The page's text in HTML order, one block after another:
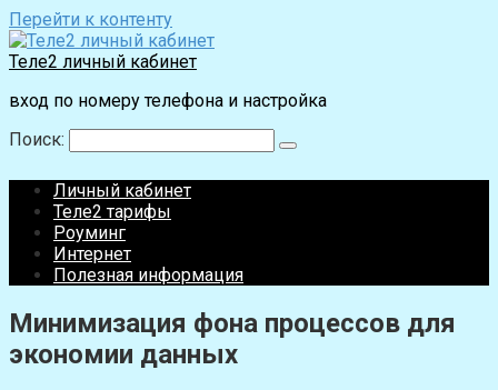
Перейти к контенту
Теле2 личный кабинет
вход по номеру телефона и настройка
Поиск:
Личный кабинет
Теле2 тарифы
Роуминг
Интернет
Полезная информация
Минимизация фона процессов для
экономии данных